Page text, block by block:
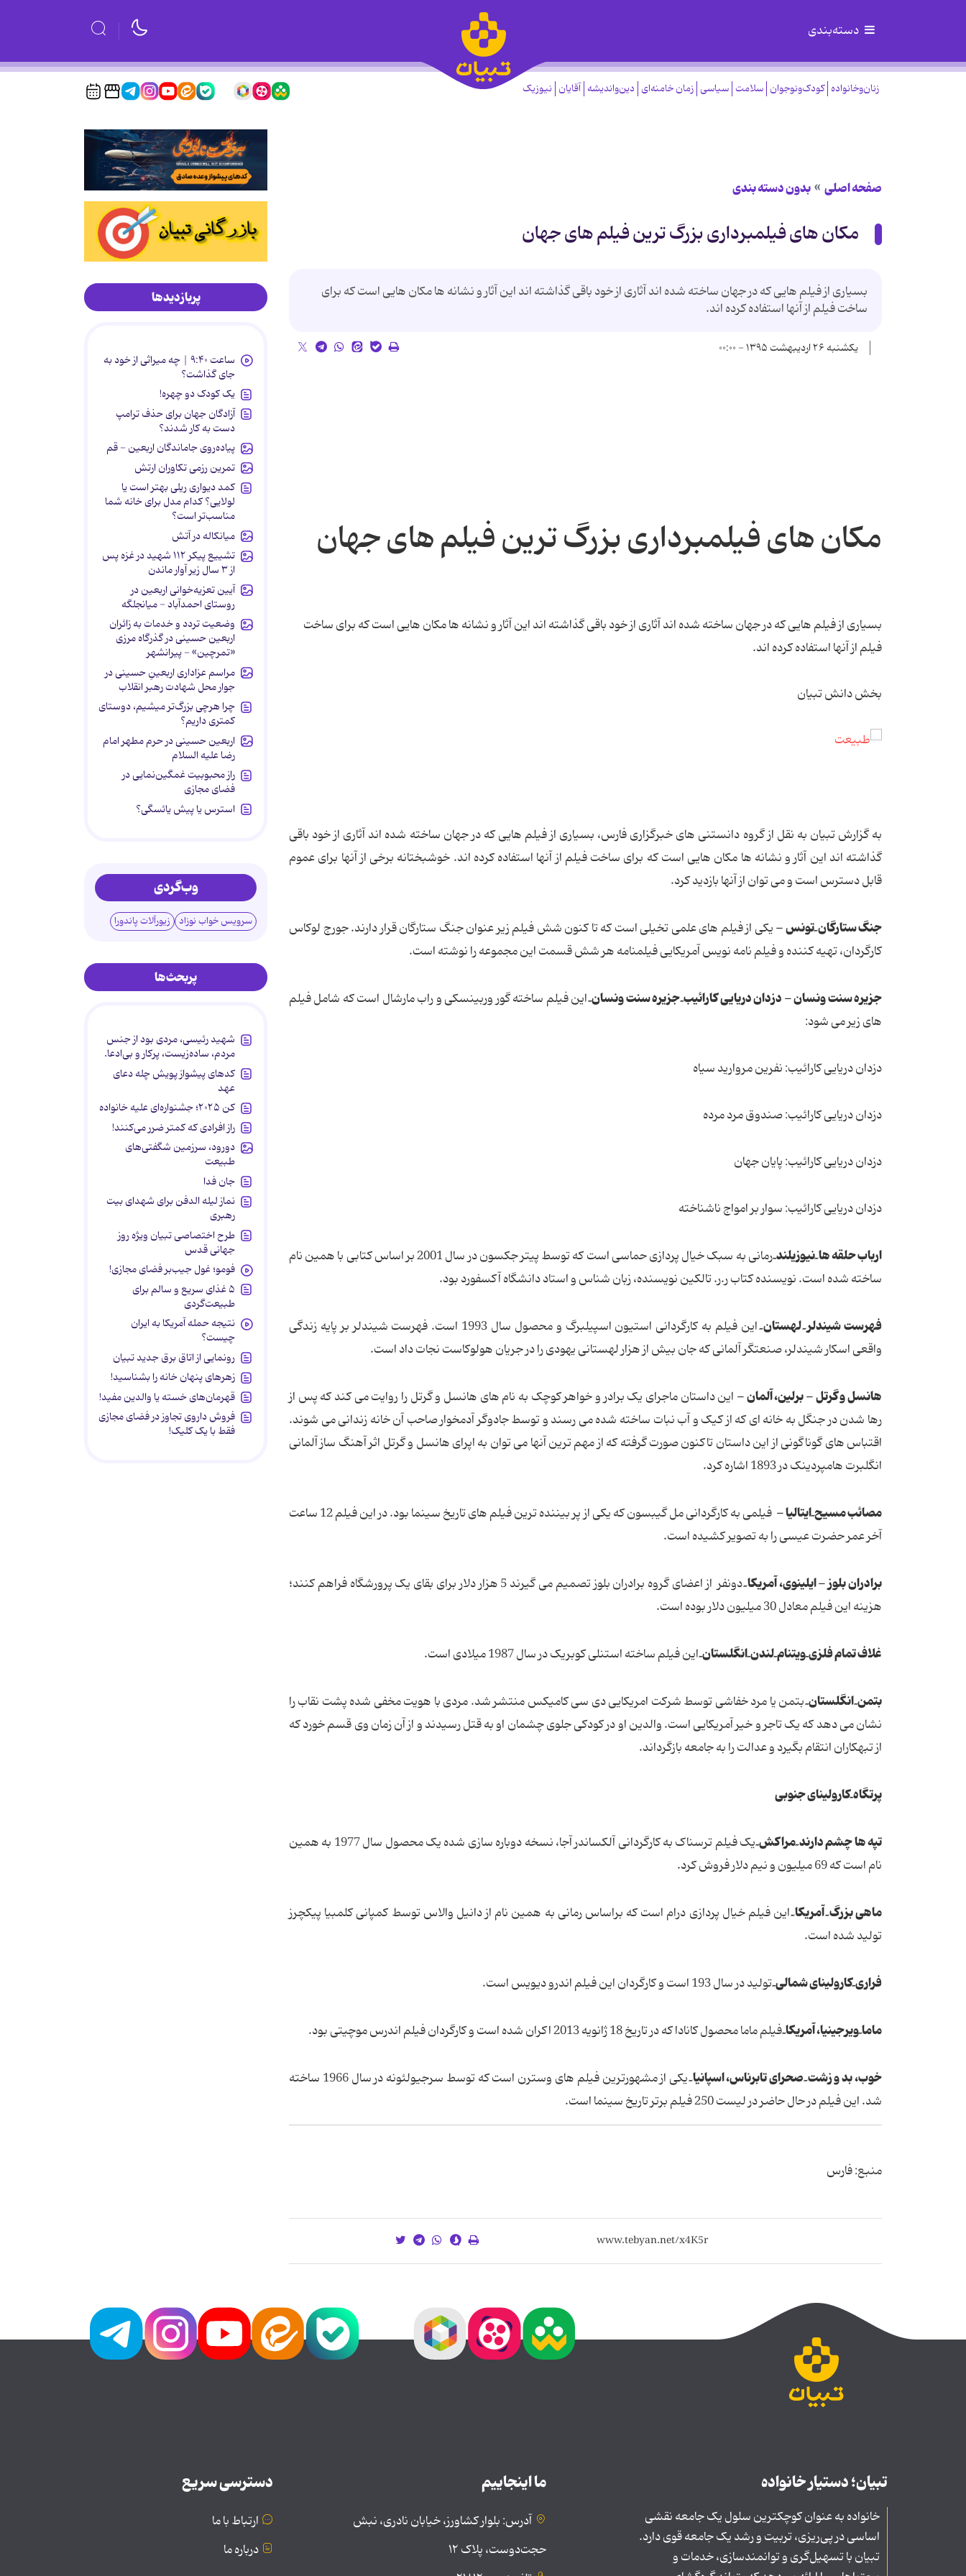
دسته‌بندی
زنان‌وخانواده کودک‌ونوجوان سلامت سیاسی زمان خامنه‌ای دین‌واندیشه آقایان نیوزیک
صفحه اصلی بدون دسته بندی
مکان های فیلمبرداری بزرگ ترین فیلم های جهان
بسیاری از فیلم هایی که در جهان ساخته شده اند آثاری از خود باقی گذاشته اند این آثار و نشانه ها مکان هایی است که برای
ساخت فیلم از آنها استفاده کرده اند.
یکشنبه ۲۶ اردیبهشت ۱۳۹۵ - ۰۰:۰۰
مکان های فیلمبرداری بزرگ ترین فیلم های جهان
بسیاری از فیلم هایی که در جهان ساخته شده اند آثاری از خود باقی گذاشته اند این آثار و نشانه ها مکان هایی است که برای ساخت
فیلم از آنها استفاده کرده اند.
بخش دانش تبیان
به گزارش تبیان به نقل از گروه دانستنی هایخبرگزاری فارس، بسیاری از فیلم هایی که در جهان ساخته شده اند آثاری از خود باقی
گذاشته اند این آثار و نشانه ها مکان هایی است که برای ساخت فیلم از آنها استفاده کرده اند. خوشبختانه برخی از آنها برای عموم
قابل دسترس است و می توان از آنها بازدید کرد.
جنگ ستارگان ٓ تونس -یکی از فیلم های علمی تخیلی است که تا کنون شش فیلم زیر عنوان جنگ ستارگان قرار دارند. جورج لوکاس
کارگردان، تهیه کننده و فیلم نامه نویس آمریکایی فیلمنامه هر شش قسمت این مجموعه را نوشته است.
جزیره سنت ونسان - دزدان دریایی کارائیب ٓ جزیره سنت ونسان ٓاین فیلم ساخته گور وربینسکی و راب مارشال است که شامل فیلم
های زیر می شود:
دزدان دریایی کارائیب: نفرین مروارید سیاه
دزدان دریایی کارائیب: صندوق مرد مرده
دزدان دریایی کارائیب: پایان جهان
دزدان دریایی کارائیب: سوار بر امواج ناشناخته
ارباب حلقه ها ٓ نیوزیلند ٓ
رمانی به سبک خیال پردازی حماسی است که توسط پیتر جکسون در سال 2001 بر اساس کتابی با همین نام
ساخته شده است. نویسنده کتاب ر.ر. تالکین نویسنده، زبان شناس و استاد دانشگاه آکسفورد بود.
فهرست شیندلر ٓ لهستان ٓ
این فیلم به کارگردانی استیون اسپیلبرگ و محصول سال 1993 است. فهرست شیندلر بر پایه زندگی
واقعی اسکار شیندلر، صنعتگر آلمانی که جان بیش از هزار لهستانی یهودی را در جریان هولوکاست نجات داد است.
هانسل و گرتل - برلین، آلمان - این داستان ماجرای یک برادر و خواهر کوچک به نام های هانسل و گرتل را روایت می کند که پس از
رها شدن در جنگل به خانه ای که از کیک و آب نبات ساخته شده می رسند و توسط جادوگر آدمخوار صاحب آن خانه زندانی می شوند.
اقتباس های گوناگونی از این داستان تاکنون صورت گرفته که از مهم ترین آنها می توان به اپرای هانسل و گرتل اثر آهنگ ساز آلمانی
انگلبرت هامپردینک در 1893 اشاره کرد.
مصائب مسیح ٓ ایتالیا -
فیلمی به کارگردانی مل گیبسون که یکی از پر بیننده ترین فیلم های تاریخ سینما بود. در این فیلم 12 ساعت
آخر عمر حضرت عیسی را به تصویر کشیده است.
برادران بلوز - ایلینوی، آمریکا ٓ
دونفر از اعضای گروه برادران بلوز تصمیم می گیرند 5 هزار دلار برای بقای یک پرورشگاه فراهم کنند؛
هزینه این فیلم معادل 30 میلیون دلار بوده است.
غلاف تمام فلزی ٓ ویتنام ٓ لندن ٓ انگلستان ٓاین فیلم ساخته استنلی کوبریک در سال 1987 میلادی است.
بتمن ٓ انگلستان ٓبتمن یا مرد خفاشی توسط شرکت امریکایی دی سی کامیکس منتشر شد. مردی با هویت مخفی شده پشت نقاب را
نشان می دهد که یک تاجر و خیر آمریکایی است. والدین او در کودکی جلوی چشمان او به قتل رسیدند و از آن زمان وی قسم خورد که
از تبهکاران انتقام بگیرد و عدالت را به جامعه بازگرداند.
پرتگاه ٓ کارولینای جنوبی
تپه ها چشم دارند ٓ مراکش ٓ
یک فیلم ترسناک به کارگردانی آلکساندر آجا، نسخه دوباره سازی شده یک محصول سال 1977 به همین
نام است که 69 میلیون و نیم دلار فروش کرد.
ماهی بزرگ ٓ آمریکا ٓاین فیلم خیال پردازی درام است که براساس رمانی به همین نام از دانیل والاس توسط کمپانی کلمبیا پیکچرز
تولید شده است.
فراری ٓ کارولینای شمالی ٓتولید در سال 193 است و کارگردان این فیلم اندرو دیویس است.
ماما ٓ ویرجینیا، آمریکا ٓفیلم ماما محصول کانادا که در تاریخ 18 ژانویه 2013 اکران شده است و کارگردان فیلم اندرس موچیتی بود.
خوب، بد و زشت ٓ صحرای تابرناس، اسپانیا ٓ
یکی از مشهورترین فیلم های وسترن است که توسط سرجیولئونه در سال 1966 ساخته
شد. این فیلم در حال حاضر در لیست 250 فیلم برتر تاریخ سینما است.
منبع: فارس
پربازدیدها
ساعت ۹:۴۰ | چه میراثی از خود به
جای گذاشت؟
یک کودک دو چهره!
آزادگان جهان برای حذف ترامپ
دست به کار شدند؟
پیاده‌روی جاماندگان اربعین - قم
تمرین رزمی تکاوران ارتش
کمد دیواری ریلی بهتر است یا
لولایی؟ کدام مدل برای خانه شما
مناسب‌تر است؟
میانکاله در آتش
تشییع پیکر ۱۱۲ شهید در غزه پس
از ۳ سال زیر آوار ماندن
آیین تعزیه‌خوانی اربعین در
روستای احمدآباد - میانجلگه
وضعیت تردد و خدمات به زائران
اربعین حسینی در گذرگاه مرزی
«تمرچین» - پیرانشهر
مراسم عزاداری اربعینِ حسینی در
جوار محل شهادت رهبر انقلاب
چرا هرچی بزرگ‌تر میشیم، دوستای
کمتری داریم؟
اربعین حسینی در حرم مطهر امام
رضا علیه السلام
راز محبوبیت غمگین‌نمایی در
فضای مجازی
استرس یا پیش یائسگی؟
وب‌گردی
سرویس خواب نوزاد زیورآلات پاندورا
پربحث‌ها
شهید رئیسی، مردی بود از جنس
مردم، ساده‌زیست، پرکار و بی‌ادعا.
کدهای پیشواز پویش چله دعای
عهد
کن ۲۰۲۵؛ جشنواره‌ای علیه خانواده
راز افرادی که کمتر ضرر می‌کنند!
دورود، سرزمین شگفتی‌های
طبیعت
جان فدا
نماز لیله الدفن برای شهدای بیت
رهبری
طرح اختصاصی تبیان ویژه روز
جهانی قدس
فومو؛ غول جیب‌بر فضای مجازی!
۵ غذای سریع و سالم برای
طبیعت‌گردی
نتیجه حمله آمریکا به ایران
چیست؟
رونمایی از اتاق برق جدید تبیان
زهرهای پنهان خانه را بشناسید!
قهرمان‌های خسته یا والدین مفید!
فروش داروی تجاوز در فضای مجازی
فقط با یک کلیک!
تبیان؛ دستیار خانواده
خانواده به عنوان کوچکترین سلول یک جامعه نقشی
اساسی در پی‌ریزی، تربیت و رشد یک جامعه قوی دارد.
تبیان با تسهیل‌گری و توانمندسازی، خدمات و
ما اینجاییم
آدرس: بلوار کشاورز، خیابان نادری، نبش
حجت‌دوست، پلاک ۱۲
دسترسی سریع
ارتباط با ما
درباره ما